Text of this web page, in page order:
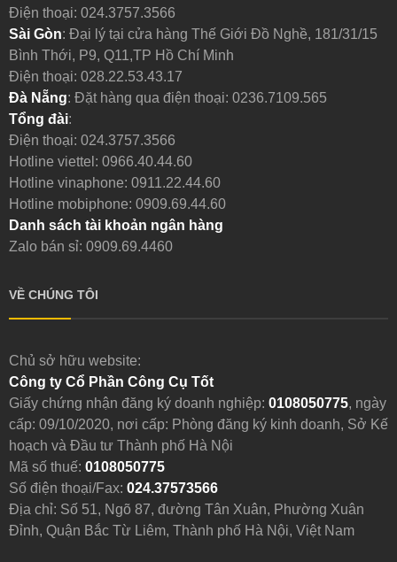
Điện thoại: 024.3757.3566
Sài Gòn: Đại lý tại cửa hàng Thế Giới Đồ Nghề, 181/31/15
Bình Thới, P9, Q11,TP Hồ Chí Minh
Điện thoại: 028.22.53.43.17
Đà Nẵng: Đặt hàng qua điện thoại: 0236.7109.565
Tổng đài:
Điện thoại: 024.3757.3566
Hotline viettel: 0966.40.44.60
Hotline vinaphone: 0911.22.44.60
Hotline mobiphone: 0909.69.44.60
Danh sách tài khoản ngân hàng
Zalo bán sỉ: 0909.69.4460
VỀ CHÚNG TÔI
Chủ sở hữu website:
Công ty Cổ Phần Công Cụ Tốt
Giấy chứng nhận đăng ký doanh nghiệp: 0108050775, ngày
cấp: 09/10/2020, nơi cấp: Phòng đăng ký kinh doanh, Sở Kế
hoạch và Đầu tư Thành phố Hà Nội
Mã số thuế: 0108050775
Số điện thoại/Fax: 024.37573566
Địa chỉ: Số 51, Ngõ 87, đường Tân Xuân, Phường Xuân
Đỉnh, Quận Bắc Từ Liêm, Thành phố Hà Nội, Việt Nam